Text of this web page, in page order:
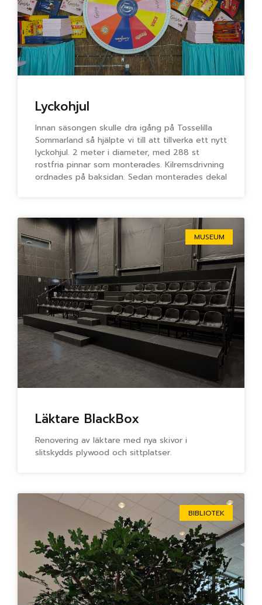
Lyckohjul
Innan säsongen skulle dra igång på Tosselilla
Sommarland så hjälpte vi till att tillverka ett nytt
lyckohjul. 2 meter i diameter, med 288 st
rostfria pinnar som monterades. Kilremsdrivning
ordnades på baksidan. Sedan monterades dekal
MUSEUM
Läktare BlackBox
Renovering av läktare med nya skivor i
slitskydds plywood och sittplatser.
BIBLIOTEK